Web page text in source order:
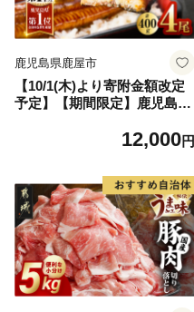
鹿児島県鹿屋市
【10/1(木)より寄附金額改定
予定】【期間限定】鹿児島県
12,000円